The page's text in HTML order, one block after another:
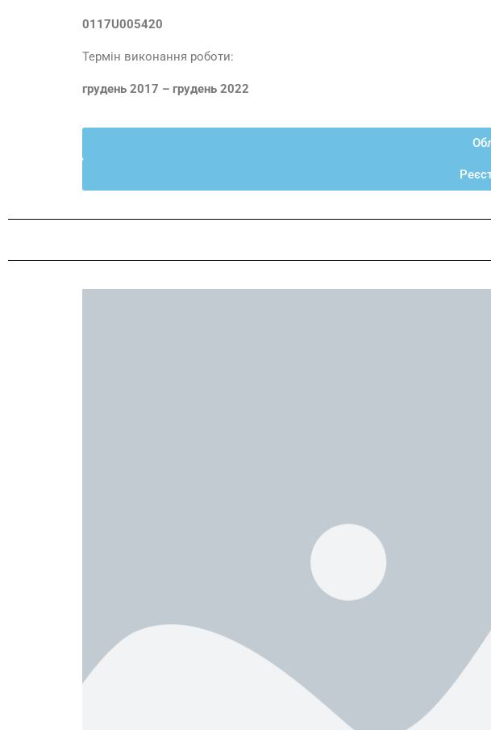
0117U005420
Термін виконання роботи:
грудень 2017 – грудень 2022